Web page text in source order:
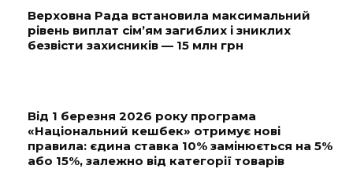
Верховна Рада встановила максимальний
рівень виплат сім’ям загиблих і зниклих
безвісти захисників — 15 млн грн
Від 1 березня 2026 року програма
«Національний кешбек» отримує нові
правила: єдина ставка 10% замінюється на 5%
або 15%, залежно від категорії товарів